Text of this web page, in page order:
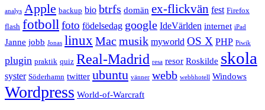
analys Apple backup bio btrfs domän ex-flickvän fest Firefox
flash fotboll foto födelsedag google IdeVärlden internet iPad
Janne jobb Jonas linux Mac musik myworld OS X PHP Piwik
plugin praktik quiz Real-Madrid resa resor Roskilde skola
syster Söderhamn twitter ubuntu vänner webb webbhotell Windows
Wordpress World-of-Warcraft